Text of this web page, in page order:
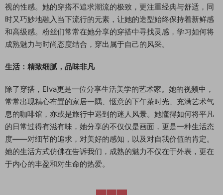
视的性感。她的穿搭不追求潮流的极致，更注重经典与舒适，同
时又巧妙地融入当下流行的元素，让她的造型始终保持着新鲜感
和高级感。粉丝们常常在她分享的穿搭中寻找灵感，学习如何将
成熟魅力与时尚态度结合，穿出属于自己的风采。
生活：精致细腻，品味非凡
除了穿搭，Elva更是一位分享生活美学的艺术家。她的视频中，
常常出现精心布置的家居一隅、惬意的下午茶时光、充满艺术气
息的咖啡馆，亦或是旅行中遇到的迷人风景。她懂得如何将平凡
的日常过得有滋有味，她分享的不仅仅是画面，更是一种生活态
度——对细节的追求，对美好的感知，以及对自我价值的肯定。
她的生活方式仿佛在告诉我们，成熟的魅力不仅在于外表，更在
于内心的丰盈和对生命的热爱。